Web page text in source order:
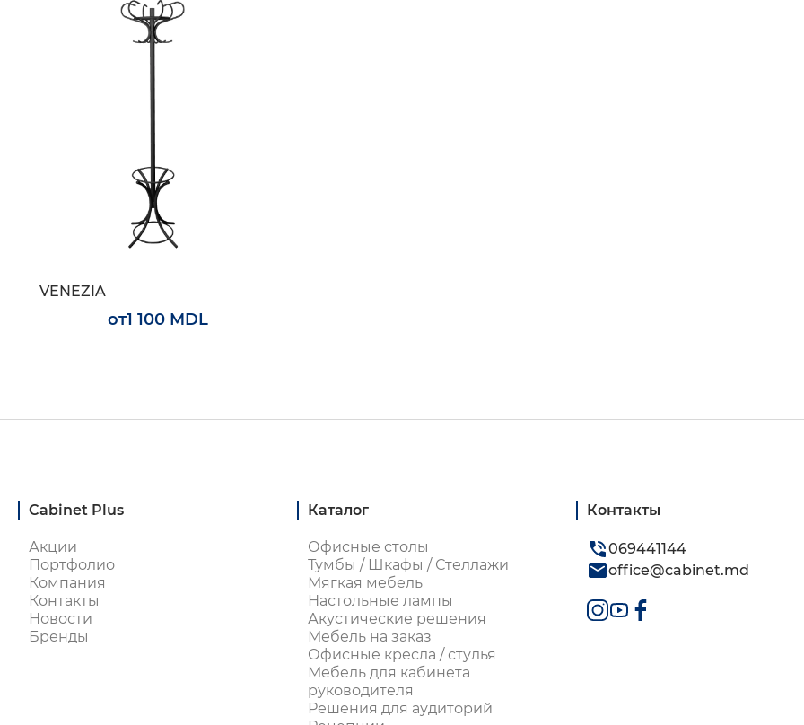
VENEZIA
от1 100 MDL
Cabinet Plus
Акции
Портфолио
Компания
Контакты
Новости
Бренды
Каталог
Офисные столы
Тумбы / Шкафы / Стеллажи
Мягкая мебель
Настольные лампы
Акустические решения
Мебель на заказ
Офисные кресла / стулья
Мебель для кабинета
руководителя
Решения для аудиторий
Контакты
069441144
office@cabinet.md